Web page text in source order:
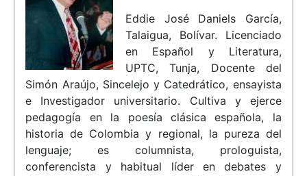
Eddie José Daniels García,
Talaigua, Bolívar. Licenciado
en Español y Literatura,
UPTC, Tunja, Docente del
Simón Araújo, Sincelejo y Catedrático, ensayista
e Investigador universitario. Cultiva y ejerce
pedagogía en la poesía clásica española, la
historia de Colombia y regional, la pureza del
lenguaje; es columnista, prologuista,
conferencista y habitual líder en debates y